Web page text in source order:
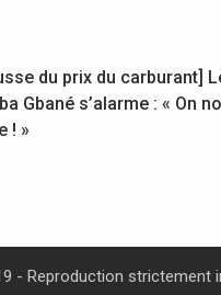
du prix du carburant]
Gbané s’alarme : « On
! »
- Reproduction strictement